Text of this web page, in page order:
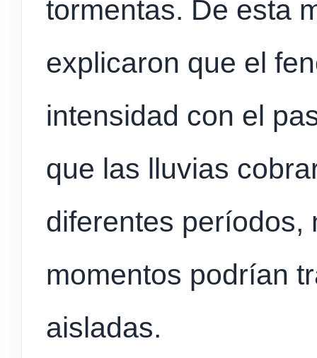
tormentas. De esta
explicaron que el
intensidad con el
que las lluvias
diferentes períodos,
momentos podrían
aisladas.